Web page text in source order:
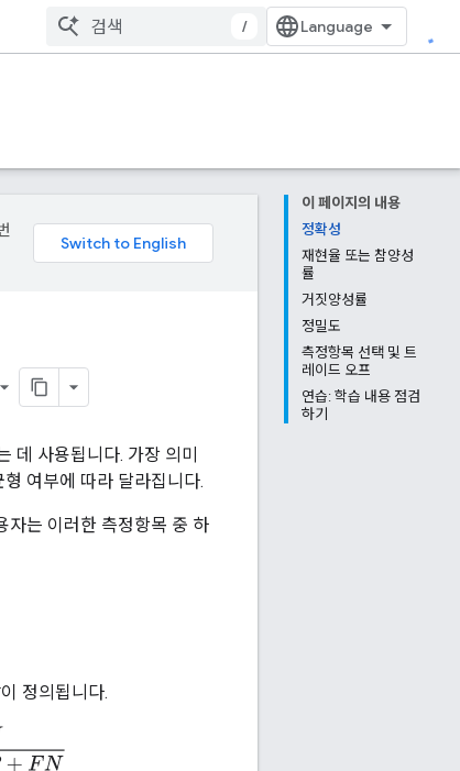
/
이 페이지의 내용
정확성
재현율 또는 참양성
률
거짓양성률
정밀도
측정항목 선택 및 트
레이드 오프
연습: 학습 내용 점검
하기
데 사용됩니다. 가장 의미
여부에 따라 달라집니다.
자는 이러한 측정항목 중 하
정의됩니다.
N